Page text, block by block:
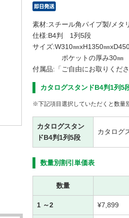
素材:スチール角パイプ製/メタ
仕様:B4判 1列5段
サイズ:W310㎜xH1350㎜
ポケットの厚み30㎜
付属品:「ご自由にお取りくだ
カタログスタンドB4判1列5
※下記項目選択していただくと数量
カタログスタン
ドB4判1列5段
カタログ
数量別割引単価表
数量
1 ～2 ¥7,899